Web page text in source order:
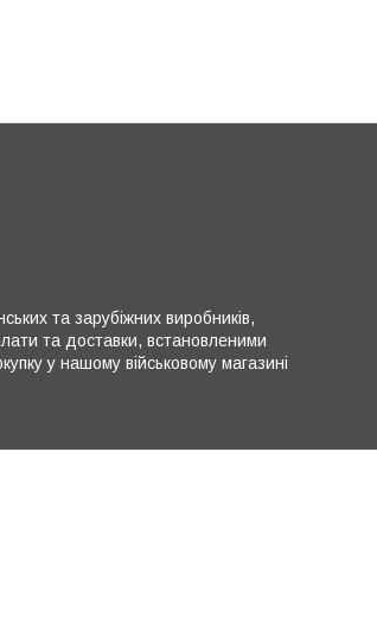
та зарубіжних виробників,
та доставки, встановленими
у нашому військовому магазині